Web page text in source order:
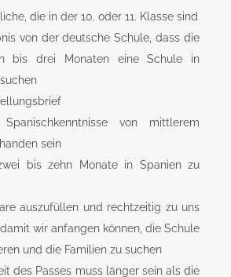
die in der 10. oder 11. Klasse sind
von der deutsche Schule, dass die
bis drei Monaten eine Schule in
von mittlerem
sein
bis zehn Monate in Spanien zu
auszufüllen und rechtzeitig zu uns
wir anfangen können, die Schule
und die Familien zu suchen
des Passes muss länger sein als die